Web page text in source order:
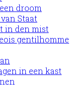
droom
Staat
in den mist
gentilhomme
in een kast